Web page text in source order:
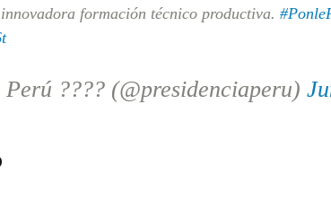
formación técnico productiva.
???? (@presidenciaperu)